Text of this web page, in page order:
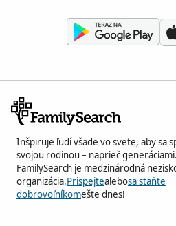
Inšpiruje ľudí všade vo svete, aby sa
svojou rodinou – naprieč generáciami.
FamilySearch je medzinárodná
organizácia.Prispejtealebosa staňte
dobrovoľníkomešte dnes!